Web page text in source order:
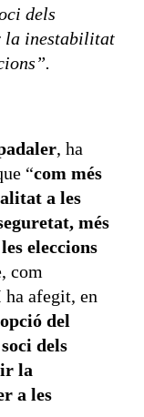
dels
la inestabilitat
, ha
“com més
a les
més
eleccions
com
afegit, en
del
dels
la
a les